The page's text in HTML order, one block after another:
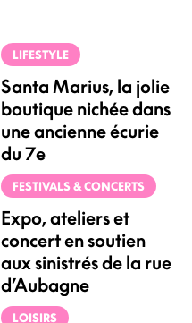
LIFESTYLE
Santa Marius, la jolie
boutique nichée dans
une ancienne écurie
du 7e
FESTIVALS & CONCERTS
Expo, ateliers et
concert en soutien
aux sinistrés de la rue
d’Aubagne
LOISIRS